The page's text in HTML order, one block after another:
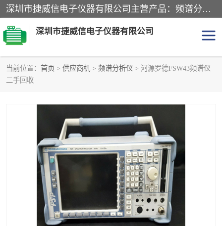
深圳市捷威信电子仪器有限公司主营产品：频谱分析仪.信号发生器.网络分析仪.音频分析仪，示波器，电源，音频分析仪。综合测试仪。蓝牙测试仪等
深圳市捷威信电子仪器有限公司
当前位置： 首页 > 供应商机 > 频谱分析仪 > 河源罗德FSW43频谱仪
二手回收
探头
天馈线测试仪
万用表 信号源
GPIB-USB卡 数据采集仪
数字源表 数字源表